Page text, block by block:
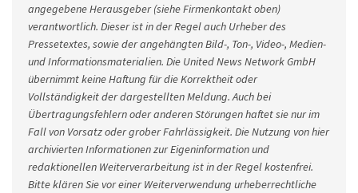
angegebene Herausgeber (siehe Firmenkontakt oben)
verantwortlich. Dieser ist in der Regel auch Urheber des
Pressetextes, sowie der angehängten Bild-, Ton-, Video-, Medien-
und Informationsmaterialien. Die United News Network GmbH
übernimmt keine Haftung für die Korrektheit oder
Vollständigkeit der dargestellten Meldung. Auch bei
Übertragungsfehlern oder anderen Störungen haftet sie nur im
Fall von Vorsatz oder grober Fahrlässigkeit. Die Nutzung von hier
archivierten Informationen zur Eigeninformation und
redaktionellen Weiterverarbeitung ist in der Regel kostenfrei.
Bitte klären Sie vor einer Weiterverwendung urheberrechtliche